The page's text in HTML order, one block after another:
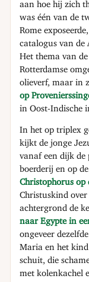
aan hoe hij zich
was één van de
Rome
catalogus van de
Het thema van
Rotterdamse
olieverf, maar in
op
in Oost-Indische
In het op triplex
kijkt de jonge
vanaf een dijk de
boerderij en op
Christophorus op
Christuskind
achtergrond de
naar Egypte in
ongeveer
Maria en het
schuit, die
met kolenkachel